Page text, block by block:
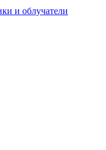
и облучатели